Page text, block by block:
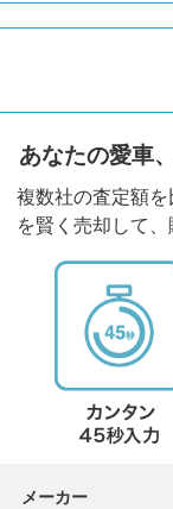
あなたの愛車
複数社の査定額
を賢く売却して
メーカー